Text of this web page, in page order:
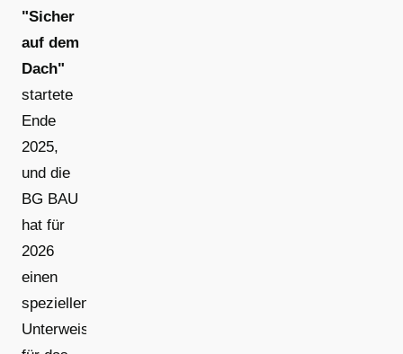
"Sicher
auf dem
Dach"
startete
Ende
2025,
und die
BG BAU
hat für
2026
einen
speziellen
Unterweisungskalender